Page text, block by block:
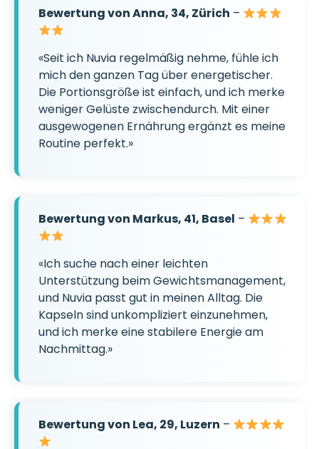
Bewertung von Anna, 34, Zürich –
«Seit ich Nuvia regelmäßig nehme, fühle ich
mich den ganzen Tag über energetischer.
Die Portionsgröße ist einfach, und ich merke
weniger Gelüste zwischendurch. Mit einer
ausgewogenen Ernährung ergänzt es meine
Routine perfekt.»
Bewertung von Markus, 41, Basel –
«Ich suche nach einer leichten
Unterstützung beim Gewichtsmanagement,
und Nuvia passt gut in meinen Alltag. Die
Kapseln sind unkompliziert einzunehmen,
und ich merke eine stabilere Energie am
Nachmittag.»
Bewertung von Lea, 29, Luzern –